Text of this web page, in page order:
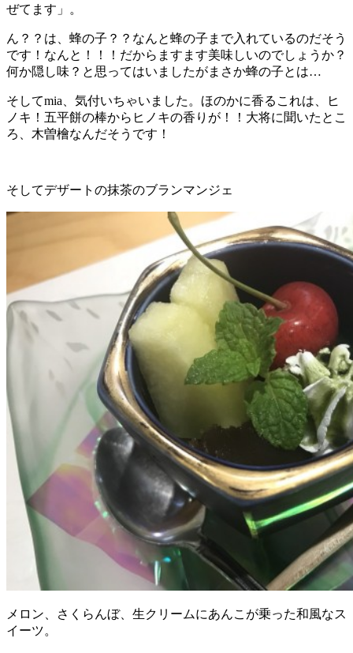
ぜてます」。
ん？？は、蜂の子？？なんと蜂の子まで入れているのだそう
です！なんと！！！だからますます美味しいのでしょうか？
何か隠し味？と思ってはいましたがまさか蜂の子とは…
そしてmia 、気付いちゃいました。ほのかに香るこれは、ヒ
ノキ！五平餅の棒からヒノキの香りが！！大将に聞いたとこ
ろ、木曽檜なんだそうです！
そしてデザートの抹茶のブランマンジェ
メロン、さくらんぼ、生クリームにあんこが乗った和風なス
イーツ。